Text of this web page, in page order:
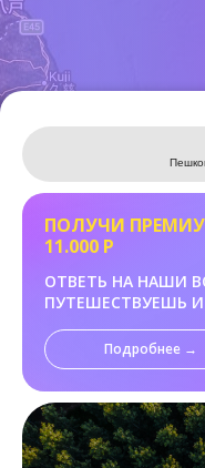
ПОЛУЧИ
11.000 Р
ОТВЕТЬ НА НАШИ
ПУТЕШЕСТВУЕШЬ
Подробнее →